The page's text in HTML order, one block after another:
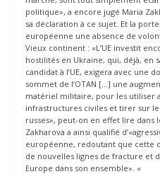
politique», a encore jugé Maria
sa déclaration à ce sujet. Et la
européenne une absence de
Vieux continent : «L’UE investit
hostilités en Ukraine, qui, déjà, en
candidat à l’UE, exigera avec une
sommet de l’OTAN […] une
matériel militaire, pour les utiliser
infrastructures civiles et tirer sur
russes», peut-on en effet lire
Zakharova a ainsi qualifié
européenne, redoutant que cette
de nouvelles lignes de fracture et
Europe dans son ensemble». «